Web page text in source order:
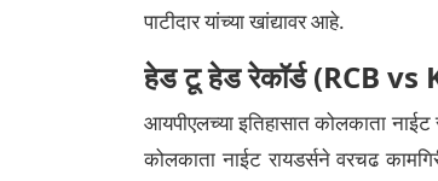
पाटीदार यांच्या खांद्यावर आहे.
हेड टू हेड रेकॉर्ड (RCB
आयपीएलच्या इतिहासात कोलकाता
कोलकाता नाईट रायडर्सने वरचढ